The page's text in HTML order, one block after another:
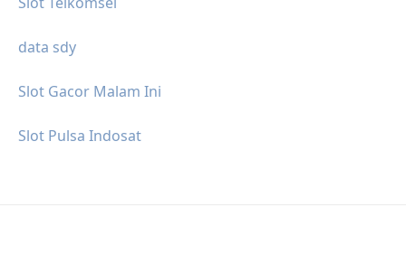
data sdy
Slot Gacor Malam Ini
Slot Pulsa Indosat